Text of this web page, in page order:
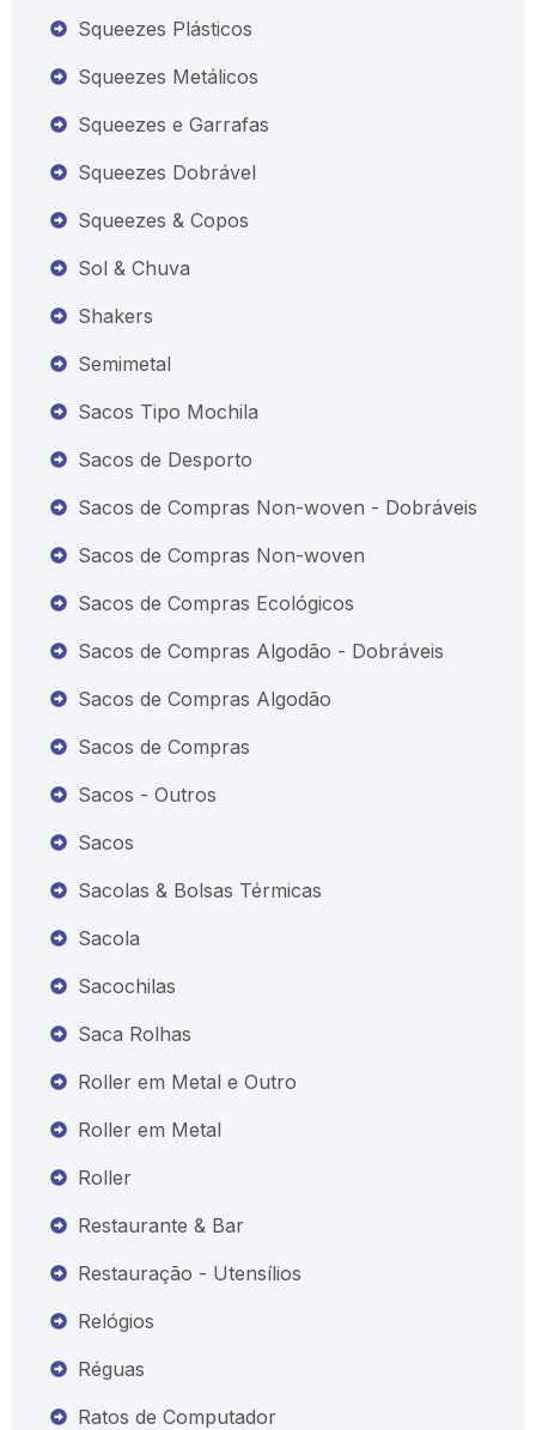
Squeezes Plásticos
Squeezes Metálicos
Squeezes e Garrafas
Squeezes Dobrável
Squeezes & Copos
Sol & Chuva
Shakers
Semimetal
Sacos Tipo Mochila
Sacos de Desporto
Sacos de Compras Non-woven - Dobráveis
Sacos de Compras Non-woven
Sacos de Compras Ecológicos
Sacos de Compras Algodão - Dobráveis
Sacos de Compras Algodão
Sacos de Compras
Sacos - Outros
Sacos
Sacolas & Bolsas Térmicas
Sacola
Sacochilas
Saca Rolhas
Roller em Metal e Outro
Roller em Metal
Roller
Restaurante & Bar
Restauração - Utensílios
Relógios
Réguas
Ratos de Computador